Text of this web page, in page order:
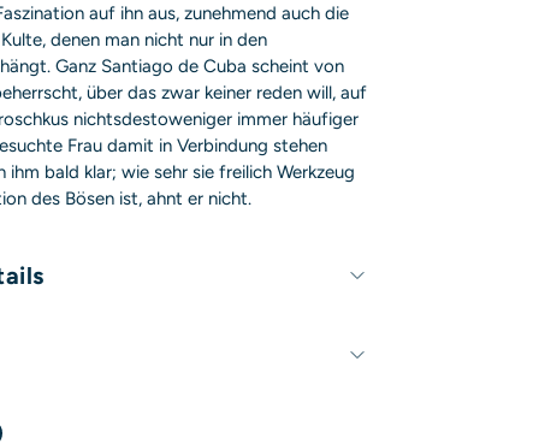
auf ihn aus, zunehmend auch die
denen man nicht nur in den
Ganz Santiago de Cuba scheint von
über das zwar keiner reden will, auf
nichtsdestoweniger immer häufiger
Frau damit in Verbindung stehen
ihm bald klar; wie sehr sie freilich Werkzeug
des Bösen ist, ahnt er nicht.